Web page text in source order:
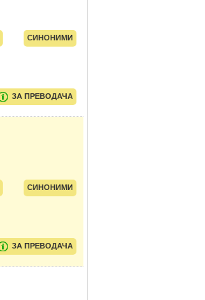
СИНОНИМИ
ЗА ПРЕВОДАЧА
СИНОНИМИ
ЗА ПРЕВОДАЧА